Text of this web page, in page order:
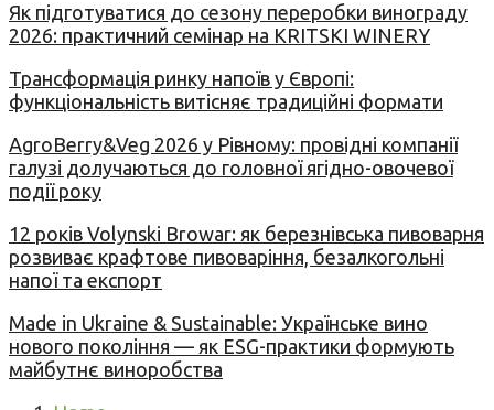
Як підготуватися до сезону переробки винограду
2026: практичний семінар на KRITSKI WINERY
Трансформація ринку напоїв у Європі:
функціональність витісняє традиційні формати
AgroBerry&Veg 2026 у Рівному: провідні компанії
галузі долучаються до головної ягідно-овочевої
події року
12 років Volynski Browar: як березнівська пивоварня
розвиває крафтове пивоваріння, безалкогольні
напої та експорт
Made in Ukraine & Sustainable: Українське вино
нового покоління — як ESG-практики формують
майбутнє виноробства